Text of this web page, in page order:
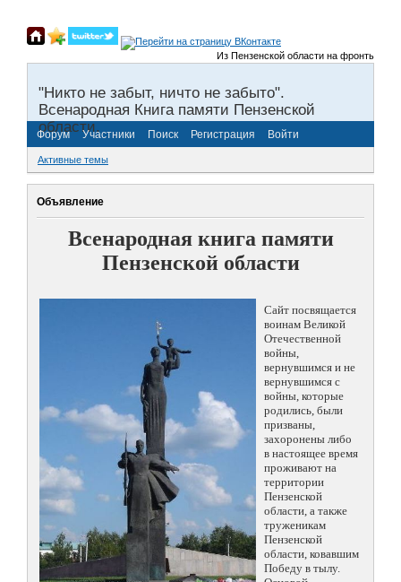
Из Пензенской области на фронты
"Никто не забыт, ничто не забыто".
Всенародная Книга памяти Пензенской
области.
Форум Участники Поиск Регистрация Войти
Активные темы
Объявление
Всенародная книга памяти
Пензенской области
Сайт посвящается
воинам Великой
Отечественной
войны,
вернувшимся и не
вернувшимся с
войны, которые
родились, были
призваны,
захоронены либо
в настоящее время
проживают на
территории
Пензенской
области, а также
труженикам
Пензенской
области, ковавшим
Победу в тылу.